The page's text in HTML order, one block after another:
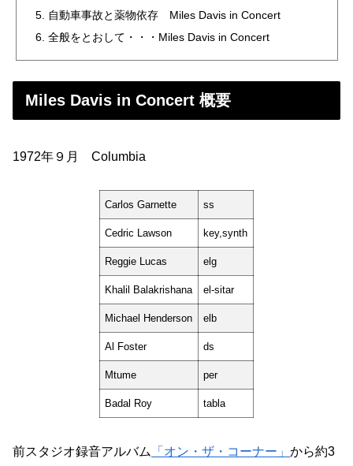
自動車事故と薬物依存 Miles Davis in Concert
全般をとおして・・・Miles Davis in Concert
Miles Davis in Concert 概要
1972年９月 Columbia
Carlos Garnette ss
Cedric Lawson key,synth
Reggie Lucas elg
Khalil Balakrishana el-sitar
Michael Henderson elb
Al Foster ds
Mtume per
Badal Roy tabla
前スタジオ録音アルバム 「オン・ザ・コーナー」 から約3